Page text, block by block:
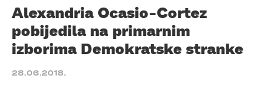
Alexandria Ocasio-Cortez
pobijedila na primarnim
izborima Demokratske stranke
28.06.2018.